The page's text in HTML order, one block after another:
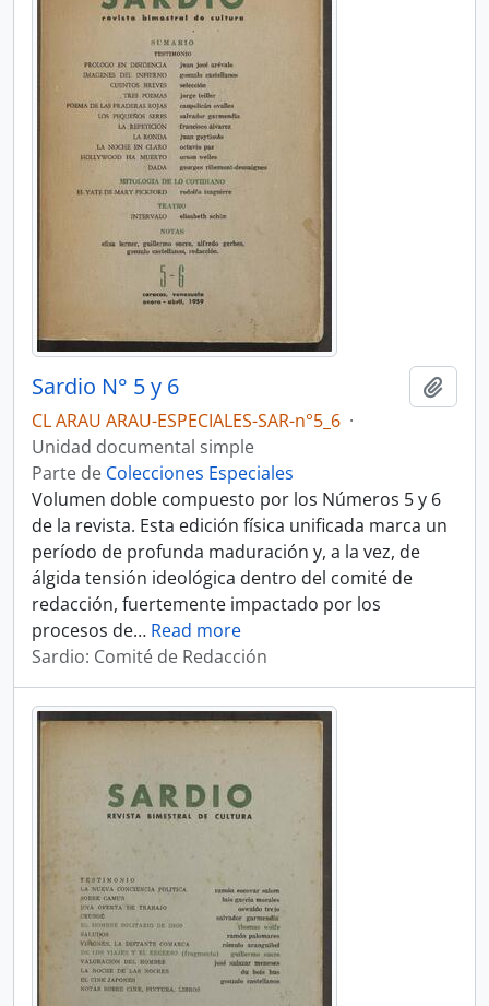
Sardio N° 5 y 6
CL ARAU ARAU-ESPECIALES-SAR-n°5_6 ·
Unidad documental simple
Parte de Colecciones Especiales
Volumen doble compuesto por los Números 5 y 6
de la revista. Esta edición física unificada marca un
período de profunda maduración y, a la vez, de
álgida tensión ideológica dentro del comité de
redacción, fuertemente impactado por los
procesos de… Read more
Sardio: Comité de Redacción